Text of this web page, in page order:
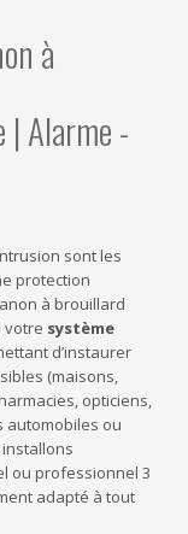
à
Alarme -
sont les
protection
à brouillard
votre système
d’instaurer
(maisons,
opticiens,
automobiles ou
ou professionnel 3
adapté à tout